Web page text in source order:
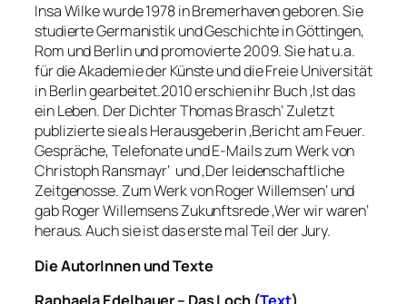
Insa Wilke wurde 1978 in Bremerhaven geboren. Sie
studierte Germanistik und Geschichte in Göttingen,
Rom und Berlin und promovierte 2009. Sie hat u.a.
für die Akademie der Künste und die Freie Universität
in Berlin gearbeitet.2010 erschien ihr Buch ‚Ist das
ein Leben. Der Dichter Thomas Brasch‘ Zuletzt
publizierte sie als Herausgeberin ‚Bericht am Feuer.
Gespräche, Telefonate und E-Mails zum Werk von
Christoph Ransmayr‘ und ‚Der leidenschaftliche
Zeitgenosse. Zum Werk von Roger Willemsen‘ und
gab Roger Willemsens Zukunftsrede ‚Wer wir waren‘
heraus. Auch sie ist das erste mal Teil der Jury.
Die AutorInnen und Texte